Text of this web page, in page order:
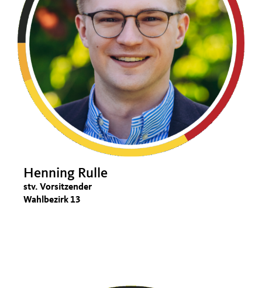
Henning Rulle
stv. Vorsitzender
Wahlbezirk 13